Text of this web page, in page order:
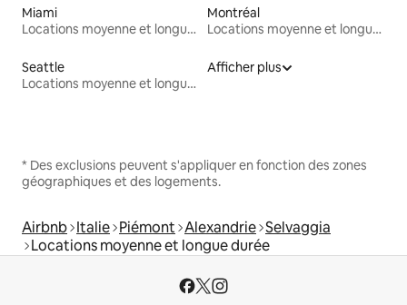
Miami
Locations moyenne et longue durée
Montréal
Locations moyenne et longue durée
Seattle
Locations moyenne et longue durée
Afficher plus
* Des exclusions peuvent s'appliquer en fonction des zones
géographiques et des logements.
Airbnb Italie Piémont Alexandrie Selvaggia
Locations moyenne et longue durée